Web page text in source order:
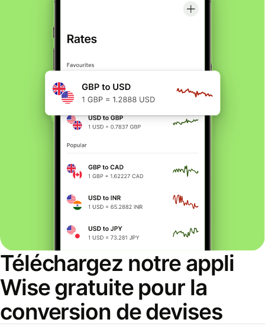
Téléchargez notre appli
Wise gratuite pour la
conversion de devises